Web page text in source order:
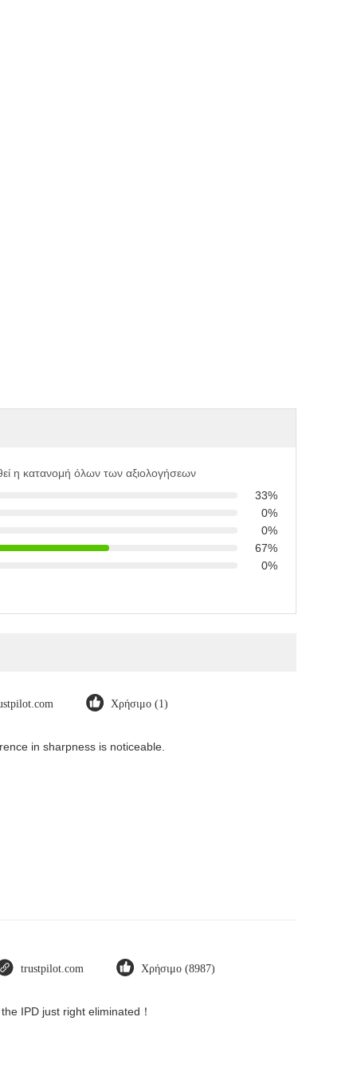
η κατανομή όλων των αξιολογήσεων
33%
0%
0%
67%
0%
Χρήσιμο (1)
in sharpness is noticeable.
trustpilot.com Χρήσιμο (8987)
IPD just right eliminated！